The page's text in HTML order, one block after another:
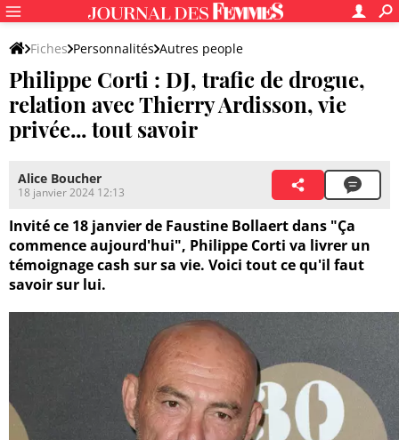
Fiches Personnalités Autres people
Philippe Corti : DJ, trafic de drogue,
relation avec Thierry Ardisson, vie
privée... tout savoir
Alice Boucher
18 janvier 2024 12:13
Invité ce 18 janvier de Faustine Bollaert dans "Ça
commence aujourd'hui", Philippe Corti va livrer un
témoignage cash sur sa vie. Voici tout ce qu'il faut
savoir sur lui.